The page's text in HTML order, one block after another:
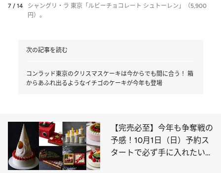
7 / 14
シャングリ・ラ 東京「ルビーチョコレート シュトーレン」（5,900
円）。
次の記事を読む
コンラッド東京のクリスマスケーキは今からでも間に合う！ 箱
からあふれ出るようなイチゴのケーキが今年も登場
【完売必至】今年も争奪戦の
予感！10月1日（日）予約ス
タートで必ず手に入れたい限